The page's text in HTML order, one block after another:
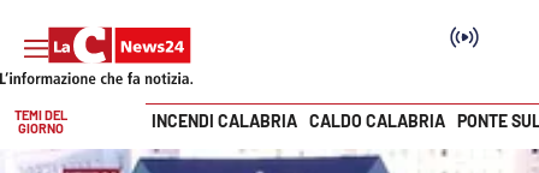
Vai
TEMI DEL
GIORNO
INCENDI CALABRIA CALDO CALABRIA PONTE